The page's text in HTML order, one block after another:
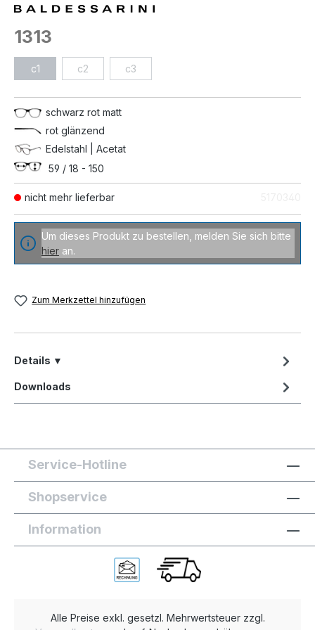
nicht mehr lieferbar
1313
c1 c2 c3
schwarz rot matt
rot glänzend
Edelstahl | Acetat
59 / 18 - 150
Um dieses Produkt zu bestellen, melden Sie sich bitte
hier an.
Zum Merkzettel hinzufügen
Details ▼
Downloads
Service-Hotline
Shopservice
Information
Alle Preise exkl. gesetzl. Mehrwertsteuer zzgl.